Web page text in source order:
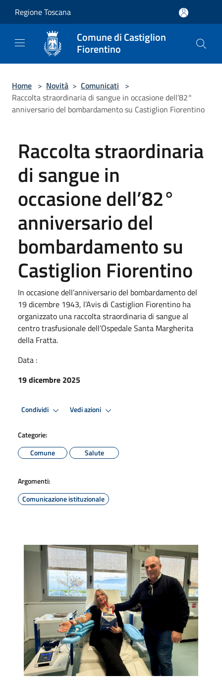
Regione Toscana
Comune di Castiglion
Fiorentino
Home > Novità > Comunicati >
Raccolta straordinaria di sangue in occasione dell’82°
anniversario del bombardamento su Castiglion Fiorentino
Raccolta straordinaria
di sangue in
occasione dell’82°
anniversario del
bombardamento su
Castiglion Fiorentino
In occasione dell’anniversario del bombardamento del
19 dicembre 1943, l’Avis di Castiglion Fiorentino ha
organizzato una raccolta straordinaria di sangue al
centro trasfusionale dell’Ospedale Santa Margherita
della Fratta.
Data :
19 dicembre 2025
Condividi Vedi azioni
Categorie:
Comune
Salute
Argomenti:
Comunicazione istituzionale